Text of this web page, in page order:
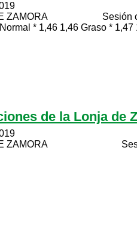
ZAMORA Sesión
* 1,46 1,46 Graso *
de la Lonja de
ZAMORA Sesión